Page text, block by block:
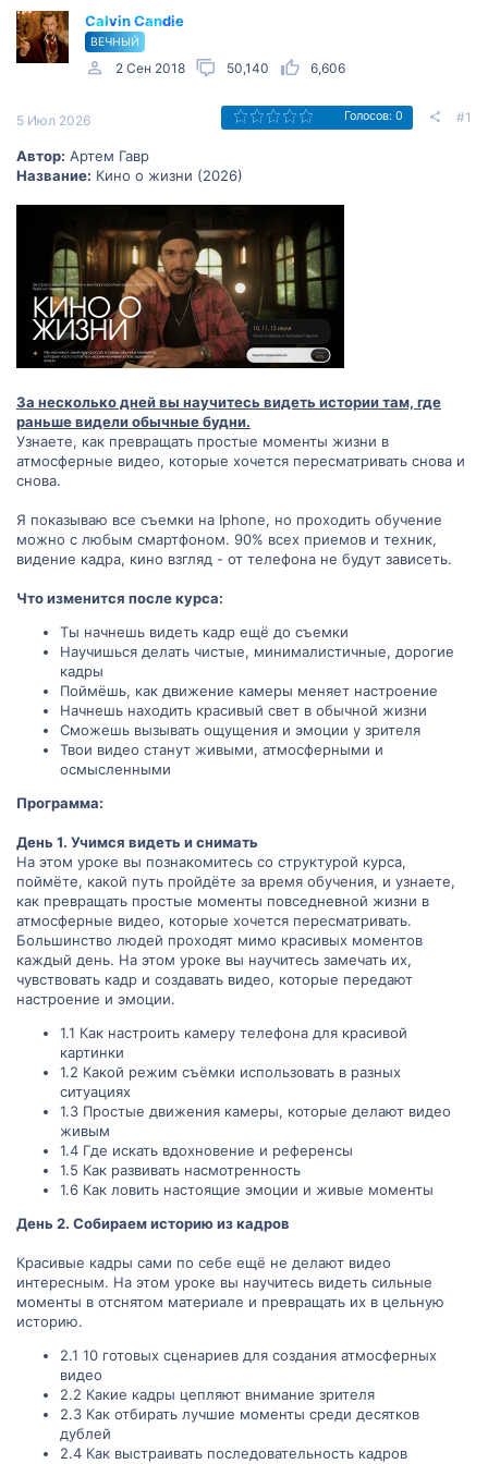
Calvin Candie
ВЕЧНЫЙ
2 Сен 2018 50,140 6,606
5 Июл 2026 Голосов: 0 #1
Автор: Артем Гавр
Название: Кино о жизни (2026)
За несколько дней вы научитесь видеть истории там, где
раньше видели обычные будни.
Узнаете, как превращать простые моменты жизни в
атмосферные видео, которые хочется пересматривать снова и
снова.
Я показываю все съемки на Iphone, но проходить обучение
можно с любым смартфоном. 90% всех приемов и техник,
видение кадра, кино взгляд - от телефона не будут зависеть.
Что изменится после курса:
Ты начнешь видеть кадр ещё до съемки
Научишься делать чистые, минималистичные, дорогие
кадры
Поймёшь, как движение камеры меняет настроение
Начнешь находить красивый свет в обычной жизни
Сможешь вызывать ощущения и эмоции у зрителя
Твои видео станут живыми, атмосферными и
осмысленными
Программа:
День 1. Учимся видеть и снимать
На этом уроке вы познакомитесь со структурой курса,
поймёте, какой путь пройдёте за время обучения, и узнаете,
как превращать простые моменты повседневной жизни в
атмосферные видео, которые хочется пересматривать.
Большинство людей проходят мимо красивых моментов
каждый день. На этом уроке вы научитесь замечать их,
чувствовать кадр и создавать видео, которые передают
настроение и эмоции.
1.1 Как настроить камеру телефона для красивой
картинки
1.2 Какой режим съёмки использовать в разных
ситуациях
1.3 Простые движения камеры, которые делают видео
живым
1.4 Где искать вдохновение и референсы
1.5 Как развивать насмотренность
1.6 Как ловить настоящие эмоции и живые моменты
День 2. Собираем историю из кадров
Красивые кадры сами по себе ещё не делают видео
интересным. На этом уроке вы научитесь видеть сильные
моменты в отснятом материале и превращать их в цельную
историю.
2.1 10 готовых сценариев для создания атмосферных
видео
2.2 Какие кадры цепляют внимание зрителя
2.3 Как отбирать лучшие моменты среди десятков
дублей
2.4 Как выстраивать последовательность кадров